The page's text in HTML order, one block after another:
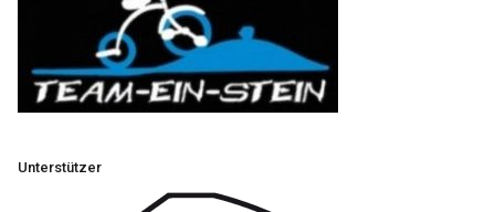
Unterstützer